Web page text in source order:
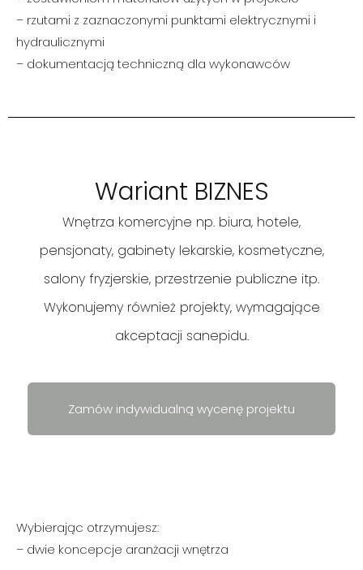
– rzutami z zaznaczonymi punktami elektrycznymi i
hydraulicznymi
– dokumentacją techniczną dla wykonawców
Wariant BIZNES
Wnętrza komercyjne np. biura, hotele,
pensjonaty, gabinety lekarskie, kosmetyczne,
salony fryzjerskie, przestrzenie publiczne itp.
Wykonujemy również projekty, wymagające
akceptacji sanepidu.
od 150 zł/m2
Cena uzależniona jest od charakteru
projektowanej przestrzeni oraz jego
całkowitej powierzchni.
Zamów indywidualną wycenę projektu
Wybierając otrzymujesz:
– dwie koncepcje aranżacji wnętrza